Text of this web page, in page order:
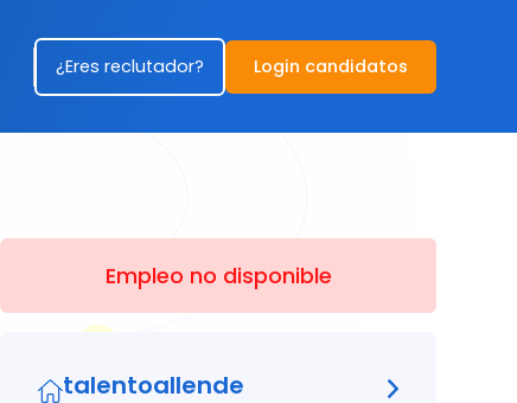
¿Eres reclutador? Login candidatos
Empleo no disponible
talentoallende